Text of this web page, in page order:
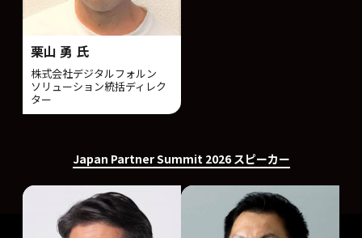
栗山 勇 氏
株式会社デジタルフォルン
ソリューション統括ディレク
ター
Japan Partner Summit 2026 スピーカー